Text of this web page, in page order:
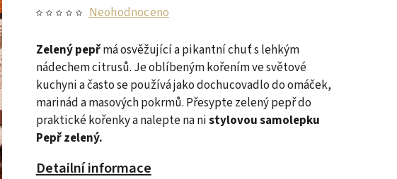
Neohodnoceno
Zelený pepřmá osvěžující a pikantní chuť s lehkým
nádechem citrusů. Je oblíbeným kořením ve světové
kuchyni a často se používá jako dochucovadlo do omáček,
marinád a masových pokrmů. Přesypte zelený pepř do
praktické kořenky a nalepte na nistylovou samolepku
Pepř zelený.
Detailní informace